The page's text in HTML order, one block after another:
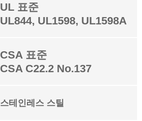
UL 표준
UL844, UL1598, UL1598A
CSA 표준
CSA C22.2 No.137
스테인레스 스틸